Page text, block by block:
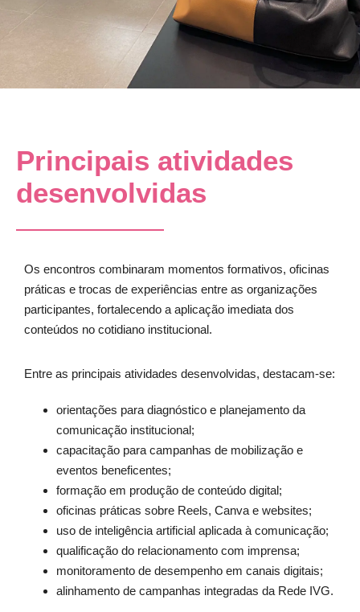
Principais atividades
desenvolvidas
Os encontros combinaram momentos formativos, oficinas
práticas e trocas de experiências entre as organizações
participantes, fortalecendo a aplicação imediata dos
conteúdos no cotidiano institucional.
Entre as principais atividades desenvolvidas, destacam-se:
orientações para diagnóstico e planejamento da
comunicação institucional;
capacitação para campanhas de mobilização e
eventos beneficentes;
formação em produção de conteúdo digital;
oficinas práticas sobre Reels, Canva e websites;
uso de inteligência artificial aplicada à comunicação;
qualificação do relacionamento com imprensa;
monitoramento de desempenho em canais digitais;
alinhamento de campanhas integradas da Rede IVG.